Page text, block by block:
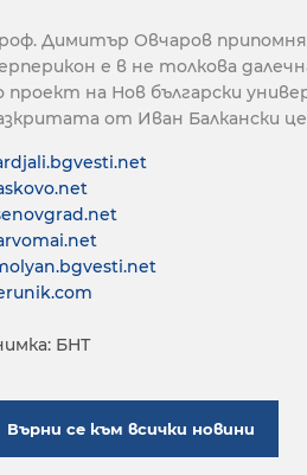
Димитър Овчаров
е в не толкова
проект на Нов български
от Иван Балкански
БНТ
Върни се към всички новини